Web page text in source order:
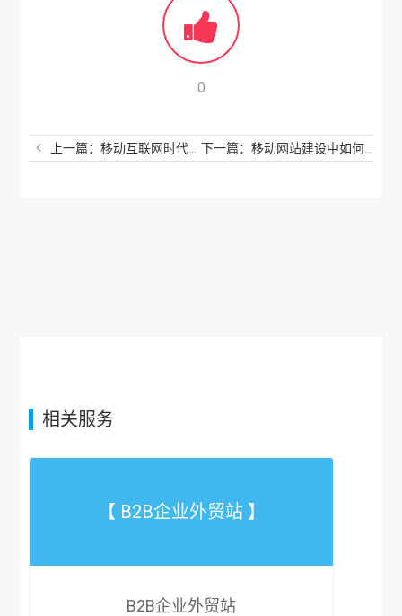
0
上一篇：移动互联网时代中小型企业还有必要建立网站吗?
相关服务
【 B2B企业外贸站 】
B2B企业外贸站